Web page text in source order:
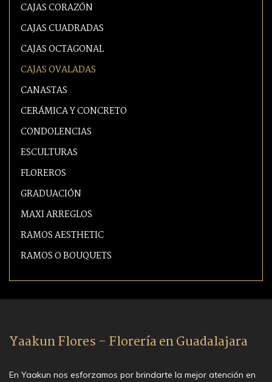
CAJAS CORAZÓN
CAJAS CUADRADAS
CAJAS OCTAGONAL
CAJAS OVALADAS
CANASTAS
CERÁMICA Y CONCRETO
CONDOLENCIAS
ESCULTURAS
FLOREROS
GRADUACIÓN
MAXI ARREGLOS
RAMOS AESTHETIC
RAMOS O BOUQUETS
Yaakun Flores - Florería en Guadalajara
En Yaakun nos esforzamos por brindarte la mejor atención en